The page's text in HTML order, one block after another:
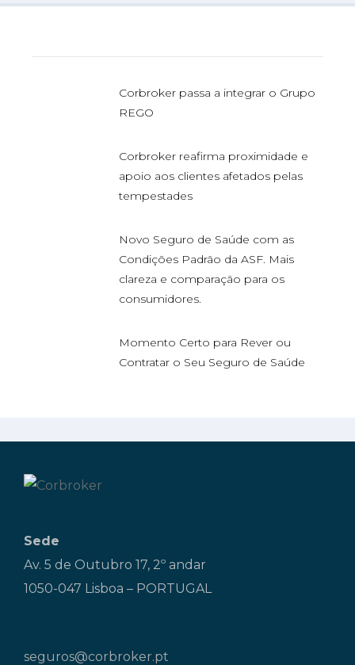
Corbroker passa a integrar o Grupo
REGO
Corbroker reafirma proximidade e
apoio aos clientes afetados pelas
tempestades
Novo Seguro de Saúde com as
Condições Padrão da ASF. Mais
clareza e comparação para os
consumidores.
Momento Certo para Rever ou
Contratar o Seu Seguro de Saúde
Sede
Av. 5 de Outubro 17, 2º andar
1050-047 Lisboa – PORTUGAL
seguros@corbroker.pt